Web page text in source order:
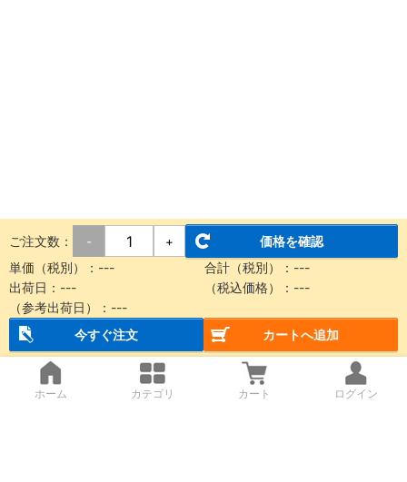
ご注文数： - +
価格を確認
単価（税別）： --- 合計（税別）： ---
出荷日： --- （税込価格）： ---
（参考出荷日）： ---
今すぐ注文
カートへ追加
ホーム カテゴリ カート ログイン